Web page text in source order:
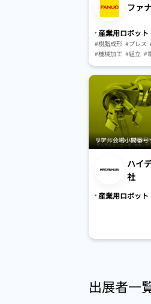
ファ
産業用ロボット
#樹脂成形 #プレス
#機械加工 #組立 #
#クリーンルーム
#測定・検査・試験
#マテリアルハンド
#保管・ピッキング
#AGV・GTP・AMR
リアル会場小間番号
ハイ
社
産業用ロボット
出展者一